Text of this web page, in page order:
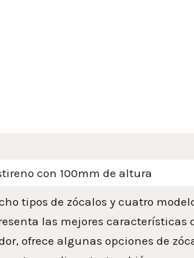
con 100mm de altura
tipos de zócalos y cuatro
las mejores
ofrece algunas opciones de